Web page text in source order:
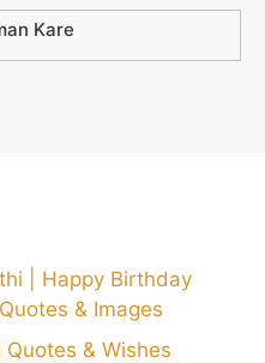
Kare
| Happy Birthday
& Images
Quotes & Wishes